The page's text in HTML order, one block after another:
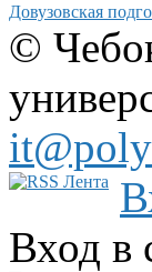
Довузовская
©
Вход в